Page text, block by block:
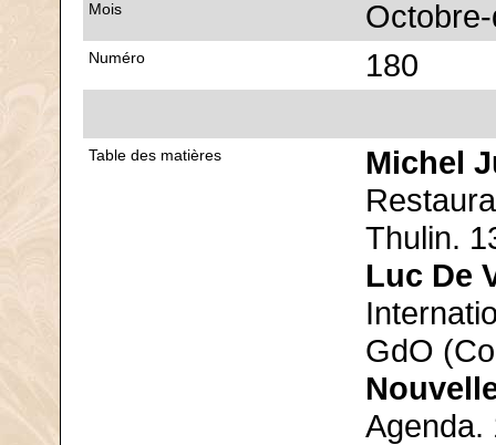
Mois
Numéro 180
Table des matières
Michel
Thulin.
Luc De
GdO
Agenda.